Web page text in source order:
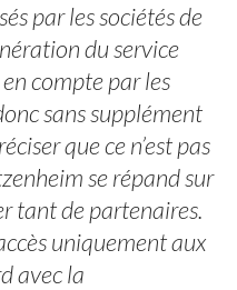
par les sociétés de
du service
compte par les
sans supplément
que ce n’est pas
se répand sur
tant de partenaires.
uniquement aux
avec la